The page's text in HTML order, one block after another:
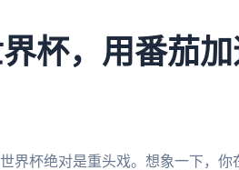
杯，用番茄
界杯绝对是重头戏。想象一下，